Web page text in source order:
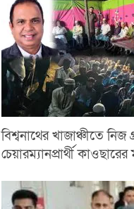
বিশ্বনাথের খাজাঞ্চীতে নিজ
চেয়ারম্যানপ্রার্থী